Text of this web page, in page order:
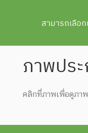
สามารถเลือ
ภาพปร
คลิกที่ภาพเพื่อดูภา